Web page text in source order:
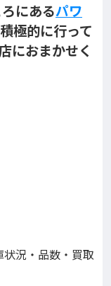
にあるパワ
極的に行って
におまかせく
況・品数・買取